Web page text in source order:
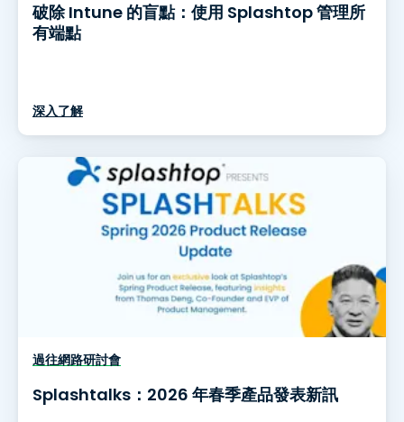
破除 Intune 的盲點：使用 Splashtop 管理所
有端點
深入了解
過往網路研討會
Splashtalks：2026 年春季產品發表新訊